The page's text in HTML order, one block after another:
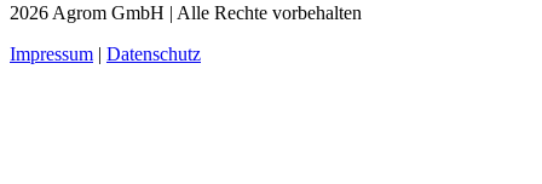
2026 Agrom GmbH | Alle Rechte vorbehalten
Impressum | Datenschutz